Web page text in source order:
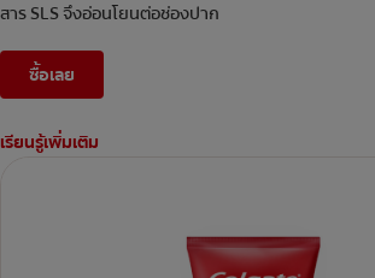
สาร SLS จึงอ่อนโยนต่อช่องปาก
ซื้อเลย
เรียนรู้เพิ่มเติม